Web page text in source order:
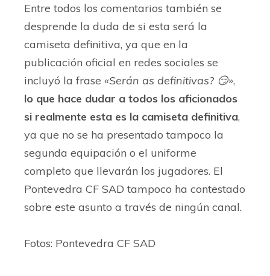
Entre todos los comentarios también se
desprende la duda de si esta será la
camiseta definitiva, ya que en la
publicación oficial en redes sociales se
incluyó la frase «Serán as definitivas? 😏»,
lo que hace dudar a todos los aficionados
si realmente esta es la camiseta definitiva,
ya que no se ha presentado tampoco la
segunda equipación o el uniforme
completo que llevarán los jugadores. El
Pontevedra CF SAD tampoco ha contestado
sobre este asunto a través de ningún canal.
Fotos: Pontevedra CF SAD